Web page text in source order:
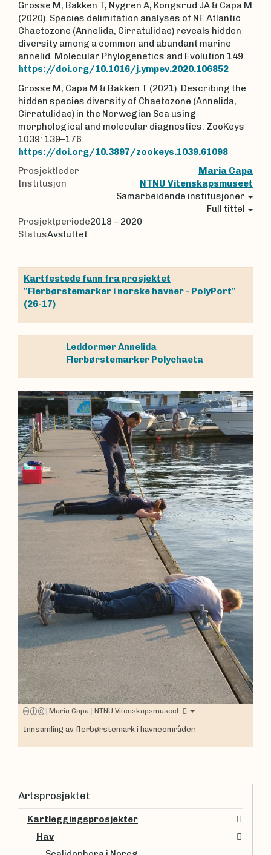
Grosse M, Bakken T, Nygren A, Kongsrud JA & Capa M
(2020). Species delimitation analyses of NE Atlantic
Chaetozone (Annelida, Cirratulidae) reveals hidden
diversity among a common and abundant marine
annelid. Molecular Phylogenetics and Evolution 149.
https://doi.org/10.1016/j.ympev.2020.106852
Grosse M, Capa M & Bakken T (2021). Describing the
hidden species diversity of Chaetozone (Annelida,
Cirratulidae) in the Norwegian Sea using
morphological and molecular diagnostics. ZooKeys
1039: 139–176.
https://doi.org/10.3897/zookeys.1039.61098
Prosjektleder
Maria Capa
Institusjon
NTNU Vitenskapsmuseet
Samarbeidende institusjoner
Full tittel
Prosjektperiode2018 – 2020
StatusAvsluttet
Kartfestede funn fra prosjektet
"Flerbørstemarker i norske havner - PolyPort"
(26-17)
LeddormerAnnelida
Flerbørstemarker Polychaeta
| Maria Capa | NTNU Vitenskapsmuseet
Innsamling av flerbørstemark i havneområder.
Artsprosjektet
Kartleggingsprosjekter
Hav